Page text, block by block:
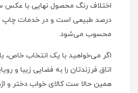
درصد طبیعی است و در خدمات چاپ
محسوب می‌شود.
اگر می‌خواهید با یک انتخاب خاص،
اتاق فرزندتان را به فضایی زیبا و
همین حالا ست کالای خواب دختر و